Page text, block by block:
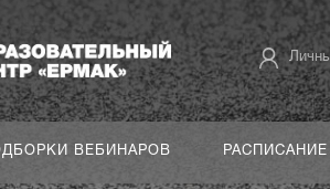
ВЕБИНАРОВ РАСПИСАНИЕ